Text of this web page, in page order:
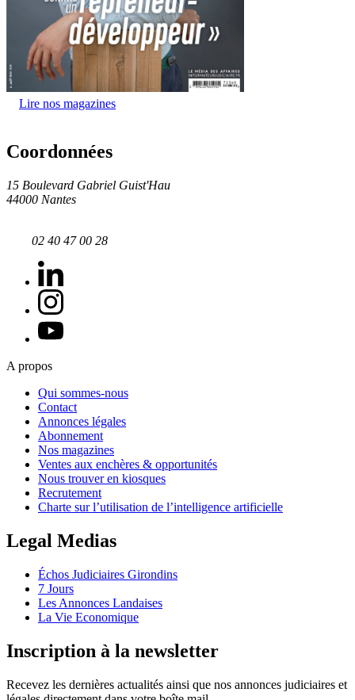
Lire nos magazines
Coordonnées
15 Boulevard Gabriel Guist'Hau
44000 Nantes
02 40 47 00 28
A propos
Qui sommes-nous
Contact
Annonces légales
Abonnement
Nos magazines
Ventes aux enchères & opportunités
Nous trouver en kiosques
Recrutement
Charte sur l’utilisation de l’intelligence artificielle
Legal Medias
Échos Judiciaires Girondins
7 Jours
Les Annonces Landaises
La Vie Economique
Inscription à la newsletter
Recevez les dernières actualités ainsi que nos annonces judiciaires et